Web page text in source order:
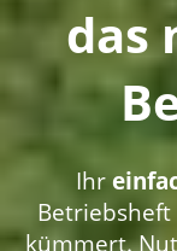
das
Ihr
Betriebsheft
kümmert.